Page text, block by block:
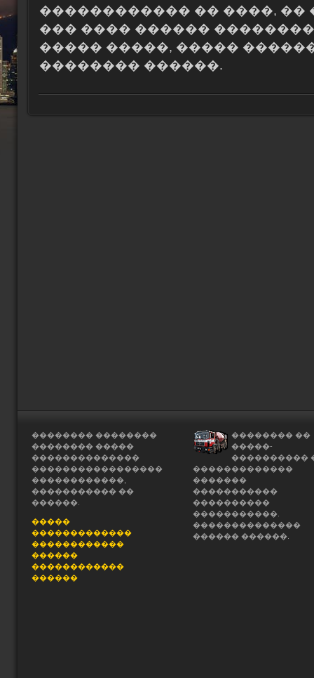
������������ �� ����, ��
��� ���� ������
����� �����, �����
�������� ������.
�������� ��������
�������� �����
��������������
�����������������
������������,
����������� ��
������.
�����
�������������
������������
������
������������
������
�������� ��
�����-
����������
�������������
�������
�����������
����������
�����������.
��������������
������ ������.